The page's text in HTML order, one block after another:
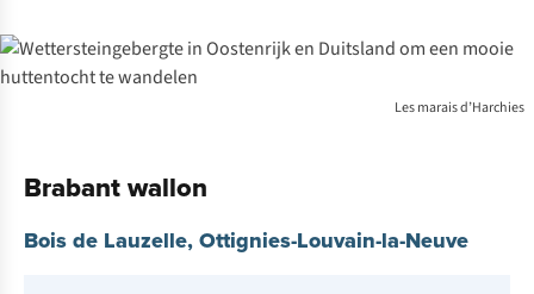
Les marais d’Harchies
Brabant wallon
Bois de Lauzelle, Ottignies-Louvain-la-Neuve